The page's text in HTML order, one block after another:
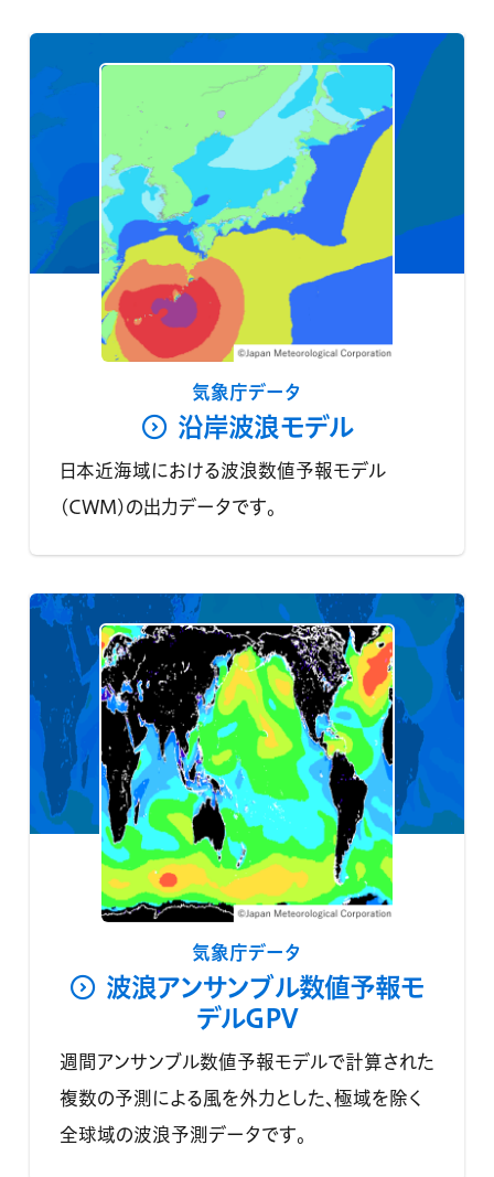
気象庁データ
沿岸波浪モデル
日本近海域における波浪数値予報モデル
(CWM)の出力データです。
気象庁データ
波浪アンサンブル数値予報モ
デルGPV
週間アンサンブル数値予報モデルで計算された
複数の予測による風を外力とした、極域を除く
全球域の波浪予測データです。